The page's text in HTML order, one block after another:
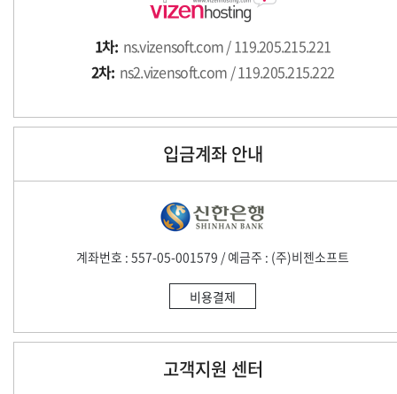
1차: ns.vizensoft.com / 119.205.215.221
2차: ns2.vizensoft.com / 119.205.215.222
입금계좌 안내
계좌번호 : 557-05-001579 / 예금주 : (주)비젠소프트
비용결제
고객지원 센터